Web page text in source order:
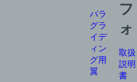
パラ
グラ
イデ
ィン
グ用
翼
フ
ォ
取扱
説明
書